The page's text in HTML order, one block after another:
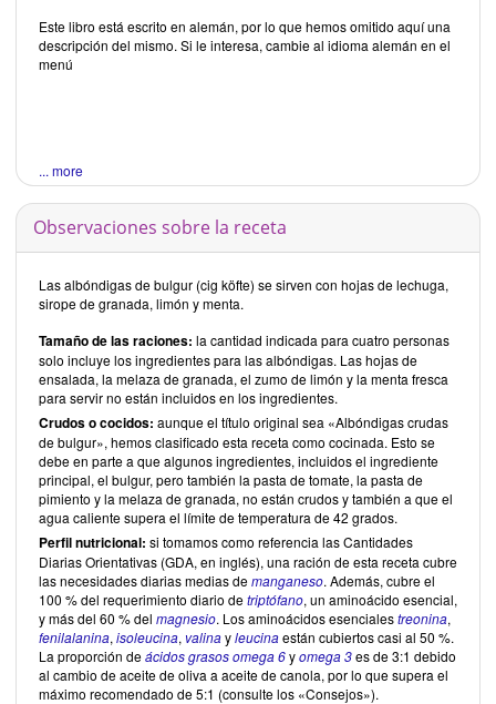
Este libro está escrito en alemán, por lo que hemos omitido aquí una
descripción del mismo. Si le interesa, cambie al idioma alemán en el
menú
... more
Observaciones sobre la receta
Las albóndigas de bulgur (cig köfte) se sirven con hojas de lechuga,
sirope de granada, limón y menta.
Tamaño de las raciones: la cantidad indicada para cuatro personas
solo incluye los ingredientes para las albóndigas. Las hojas de
ensalada, la melaza de granada, el zumo de limón y la menta fresca
para servir no están incluidos en los ingredientes.
Crudos o cocidos: aunque el título original sea «Albóndigas crudas
de bulgur», hemos clasificado esta receta como cocinada. Esto se
debe en parte a que algunos ingredientes, incluidos el ingrediente
principal, el bulgur, pero también la pasta de tomate, la pasta de
pimiento y la melaza de granada, no están crudos y también a que el
agua caliente supera el límite de temperatura de 42 grados.
Perfil nutricional: si tomamos como referencia las Cantidades
Diarias Orientativas (GDA, en inglés), una ración de esta receta cubre
las necesidades diarias medias demanganeso. Además, cubre el
100 % del requerimiento diario detriptófano, un aminoácido esencial,
y más del 60 % del magnesio. Los aminoácidos esencialestreonina,
fenilalanina, isoleucina, valinayleucinaestán cubiertos casi al 50 %.
La proporción deácidos grasos omega 6yomega 3es de 3:1 debido
al cambio de aceite de oliva a aceite de canola, por lo que supera el
máximo recomendado de 5:1 (consulte los «Consejos»).